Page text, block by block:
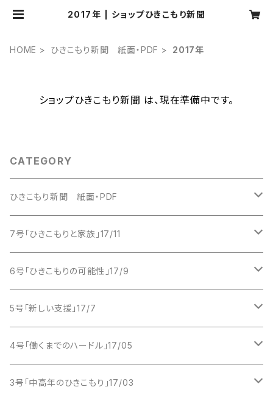
2017年 | ショップひきこもり新聞
HOME ひきこもり新聞 紙面・PDF 2017年
ショップひきこもり新聞 は、現在準備中です。
CATEGORY
ひきこもり新聞 紙面・PDF
2016年
創刊号
2017年
2017年 1月号
2017年 3月号
2018年
7号「ひきこもりと家族」17/11
紙版
PDF版
6号「ひきこもりの可能性」17/9
紙版
PDF版
5号「新しい支援」17/7
紙版
PDF版
4号「働くまでのハードル」17/05
紙版
3号「中高年のひきこもり」17/03